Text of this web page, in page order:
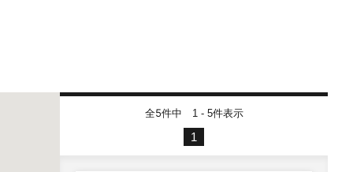
全5件中 1 - 5件表示
1